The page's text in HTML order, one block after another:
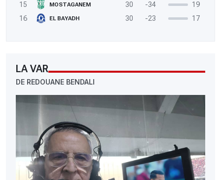
15
MOSTAGANEM 30 -34
19
16
EL BAYADH 30 -23 17
LA VAR
DE REDOUANE BENDALI